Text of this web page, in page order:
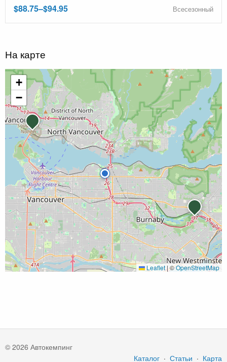
$88.75–$94.95 Всесезонный
На карте
+
−
Leaflet | ©OpenStreetMap
© 2026 Автокемпинг
Каталог · Статьи · Карта